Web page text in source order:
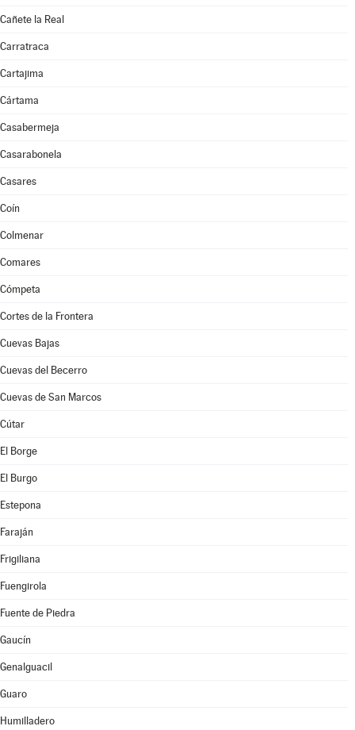
Cañete la Real
Carratraca
Cartajima
Cártama
Casabermeja
Casarabonela
Casares
Coín
Colmenar
Comares
Cómpeta
Cortes de la Frontera
Cuevas Bajas
Cuevas del Becerro
Cuevas de San Marcos
Cútar
El Borge
El Burgo
Estepona
Faraján
Frigiliana
Fuengirola
Fuente de Piedra
Gaucín
Genalguacil
Guaro
Humilladero